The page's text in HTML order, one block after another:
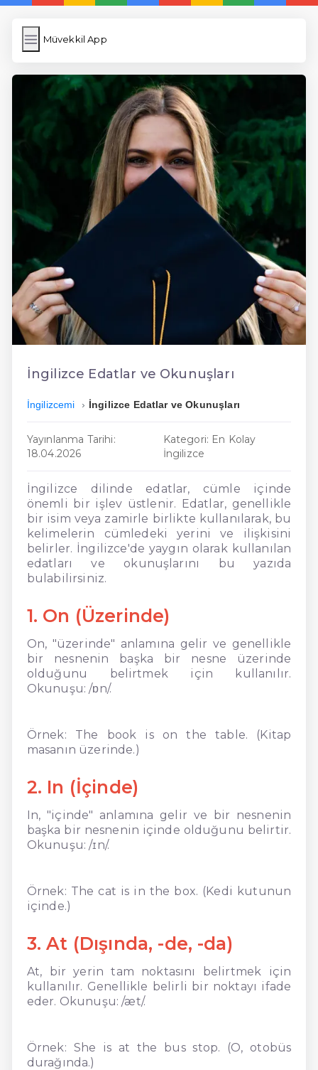
Müvekkil App
Müvekkil App
Resim Yükle
Wordpress Cache
Anasayfa
5 Günde İngilizce
İngilizce
Dil Eğitimi
En Hızlı İngilizce
En Kolay İngilizce
En Ucuz İngilizce
En Uygun İngilizce
Hızlı İngilizce
İngilizce Edatlar ve Okunuşları
İngilizcemi İngilizce Edatlar ve Okunuşları
Yayınlanma Tarihi:
18.04.2026
Kategori: En Kolay
İngilizce
İngilizce dilinde edatlar, cümle içinde
önemli bir işlev üstlenir. Edatlar, genellikle
bir isim veya zamirle birlikte kullanılarak, bu
kelimelerin cümledeki yerini ve ilişkisini
belirler. İngilizce'de yaygın olarak kullanılan
edatları ve okunuşlarını bu yazıda
bulabilirsiniz.
1. On (Üzerinde)
On, "üzerinde" anlamına gelir ve genellikle
bir nesnenin başka bir nesne üzerinde
olduğunu belirtmek için kullanılır.
Okunuşu: /ɒn/.
Örnek: The book is on the table. (Kitap
masanın üzerinde.)
2. In (İçinde)
In, "içinde" anlamına gelir ve bir nesnenin
başka bir nesnenin içinde olduğunu belirtir.
Okunuşu: /ɪn/.
Örnek: The cat is in the box. (Kedi kutunun
içinde.)
3. At (Dışında, -de, -da)
At, bir yerin tam noktasını belirtmek için
kullanılır. Genellikle belirli bir noktayı ifade
eder. Okunuşu: /æt/.
Örnek: She is at the bus stop. (O, otobüs
durağında.)